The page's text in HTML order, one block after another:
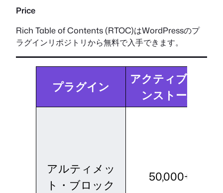
Price
Rich Table of Contents (RTOC)はWordPressのプ
ラグインリポジトリから無料で入手できます。
プラグイン
アクティブ・イ
ンストール
アルティメッ
ト・ブロック
50,000+